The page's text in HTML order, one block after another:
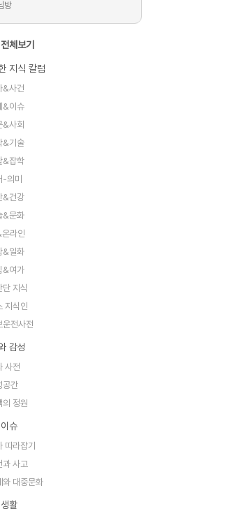
방
체보기
지식 칼럼
&사건
&이슈
&사회
&기술
&잡학
-의미
&건강
&문화
라인
&일화
&여가
단 지식
지식인
운전사전
감성
사전
공간
의 정원
슈
따라잡기
과 사고
와 대중문화
활